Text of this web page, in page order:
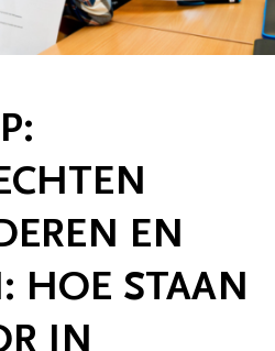
EN
HOE STAAN
IN